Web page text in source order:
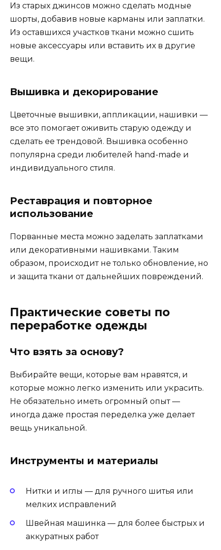
Из старых джинсов можно сделать модные
шорты, добавив новые карманы или заплатки.
Из оставшихся участков ткани можно сшить
новые аксессуары или вставить их в другие
вещи.
Вышивка и декорирование
Цветочные вышивки, аппликации, нашивки —
все это помогает оживить старую одежду и
сделать ее трендовой. Вышивка особенно
популярна среди любителей hand-made и
индивидуального стиля.
Реставрация и повторное
использование
Порванные места можно заделать заплатками
или декоративными нашивками. Таким
образом, происходит не только обновление, но
и защита ткани от дальнейших повреждений.
Практические советы по
переработке одежды
Что взять за основу?
Выбирайте вещи, которые вам нравятся, и
которые можно легко изменить или украсить.
Не обязательно иметь огромный опыт —
иногда даже простая переделка уже делает
вещь уникальной.
Инструменты и материалы
Нитки и иглы — для ручного шитья или
мелких исправлений
Швейная машинка — для более быстрых и
аккуратных работ